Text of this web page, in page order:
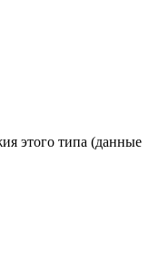
этого типа (данные